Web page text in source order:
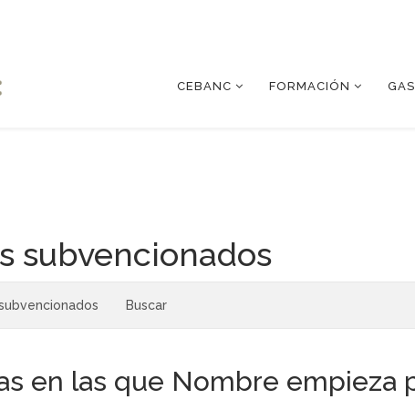
CEBANC FORMACIÓN
subvencionados
Buscar
en las que Nombre empieza